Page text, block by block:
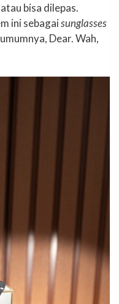
atau bisa dilepas.
ini sebagaisunglasses
Dear. Wah,